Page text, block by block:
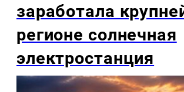
заработала
регионе солнечная
электростанция